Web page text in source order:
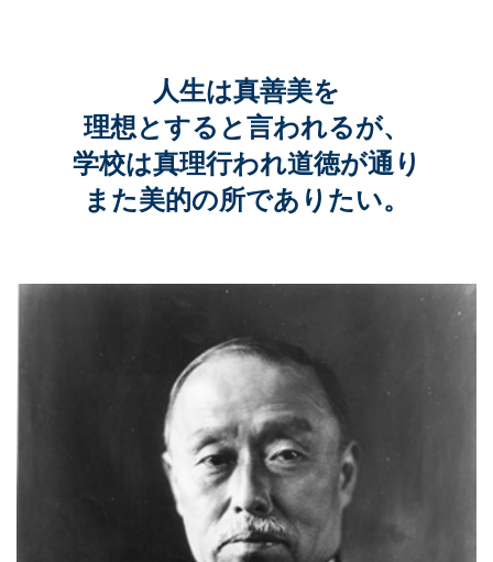
ニュース
教育研究所
成城学園同窓会
成城学園への寄付について
交通アクセス キャンパスマップ
お問い合わせ 採用情報保証人・保護者の方
教職員専用
個人情報保護
人生は真善美を
理想とすると言われるが、
学校は真理行われ道徳が通り
また美的の所でありたい。